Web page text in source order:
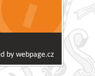
by webpage.cz